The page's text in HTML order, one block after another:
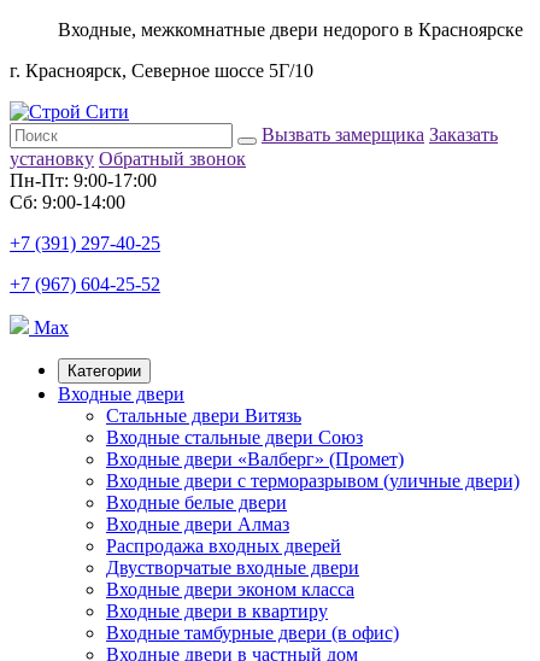
Входные, межкомнатные двери недорого в Красноярске
г. Красноярск, Северное шоссе 5Г/10
Вызвать замерщика Заказать
установку Обратный звонок
Пн-Пт: 9:00-17:00
Сб: 9:00-14:00
+7 (391) 297-40-25
+7 (967) 604-25-52
Max
Категории
Входные двери
Стальные двери Витязь
Входные стальные двери Союз
Входные двери «Валберг» (Промет)
Входные двери с терморазрывом (уличные двери)
Входные белые двери
Входные двери Алмаз
Распродажа входных дверей
Двустворчатые входные двери
Входные двери эконом класса
Входные двери в квартиру
Входные тамбурные двери (в офис)
Входные двери в частный дом